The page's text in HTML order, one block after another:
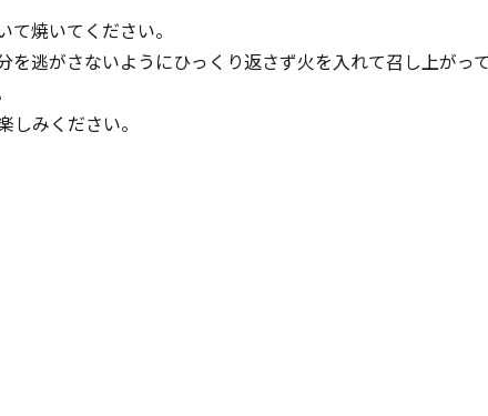
焼いてください。
逃がさないようにひっくり返さず火を入れて召し上がって
しみください。